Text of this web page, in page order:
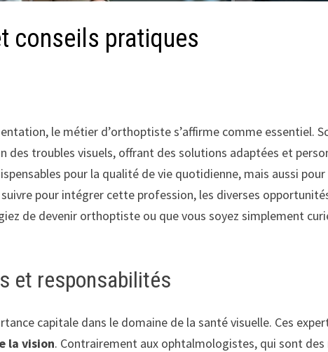
conseils pratiques
le métier d’orthoptiste s’affirme comme essentiel.
troubles visuels, offrant des solutions adaptées et
pour la qualité de vie quotidienne, mais aussi
pour intégrer cette profession, les diverses
de devenir orthoptiste ou que vous soyez simplement
et responsabilités
capitale dans le domaine de la santé visuelle. Ces
la vision. Contrairement aux ophtalmologistes, qui sont